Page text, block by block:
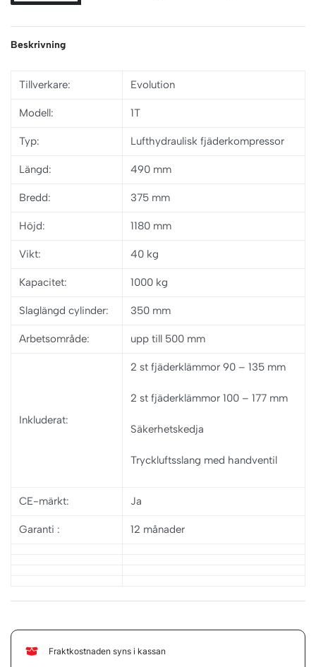
Beskrivning
Tillverkare: Evolution
Modell: 1T
Typ: Lufthydraulisk fjäderkompressor
Längd: 490 mm
Bredd: 375 mm
Höjd: 1180 mm
Vikt: 40 kg
Kapacitet: 1000 kg
Slaglängd cylinder: 350 mm
Arbetsområde: upp till 500 mm
Inkluderat:
2 st fjäderklämmor 90 – 135 mm
2 st fjäderklämmor 100 – 177 mm
Säkerhetskedja
Tryckluftsslang med handventil
CE-märkt: Ja
Garanti : 12 månader
Fraktkostnaden syns i kassan